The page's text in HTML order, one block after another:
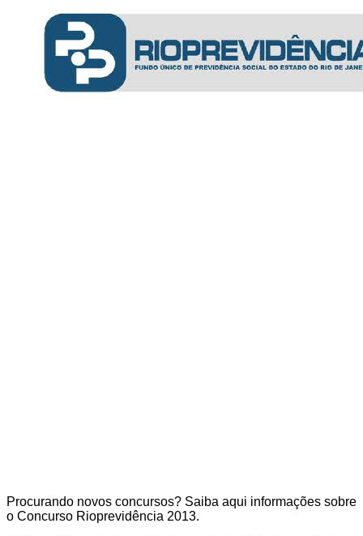
Procurando novos concursos? Saiba aqui informações sobre
o Concurso Rioprevidência 2013.